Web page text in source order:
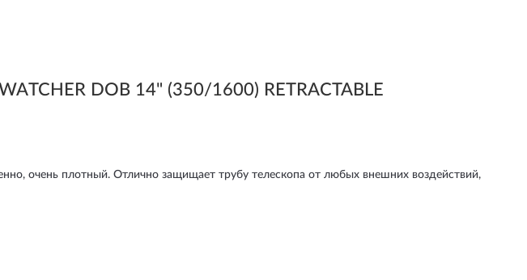
DOB 14" (350/1600) RETRACTABLE
очень плотный. Отлично защищает трубу телескопа от любых внешних воздействий,